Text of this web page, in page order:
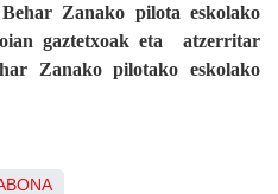
Zanako pilota eskolako
gaztetxoak eta atzerritar
Zanako pilotako eskolako